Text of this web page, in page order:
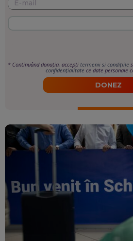
* Continuând donația, accepți termenii si condițiile
confidențialitate ce date personale
DONEZ